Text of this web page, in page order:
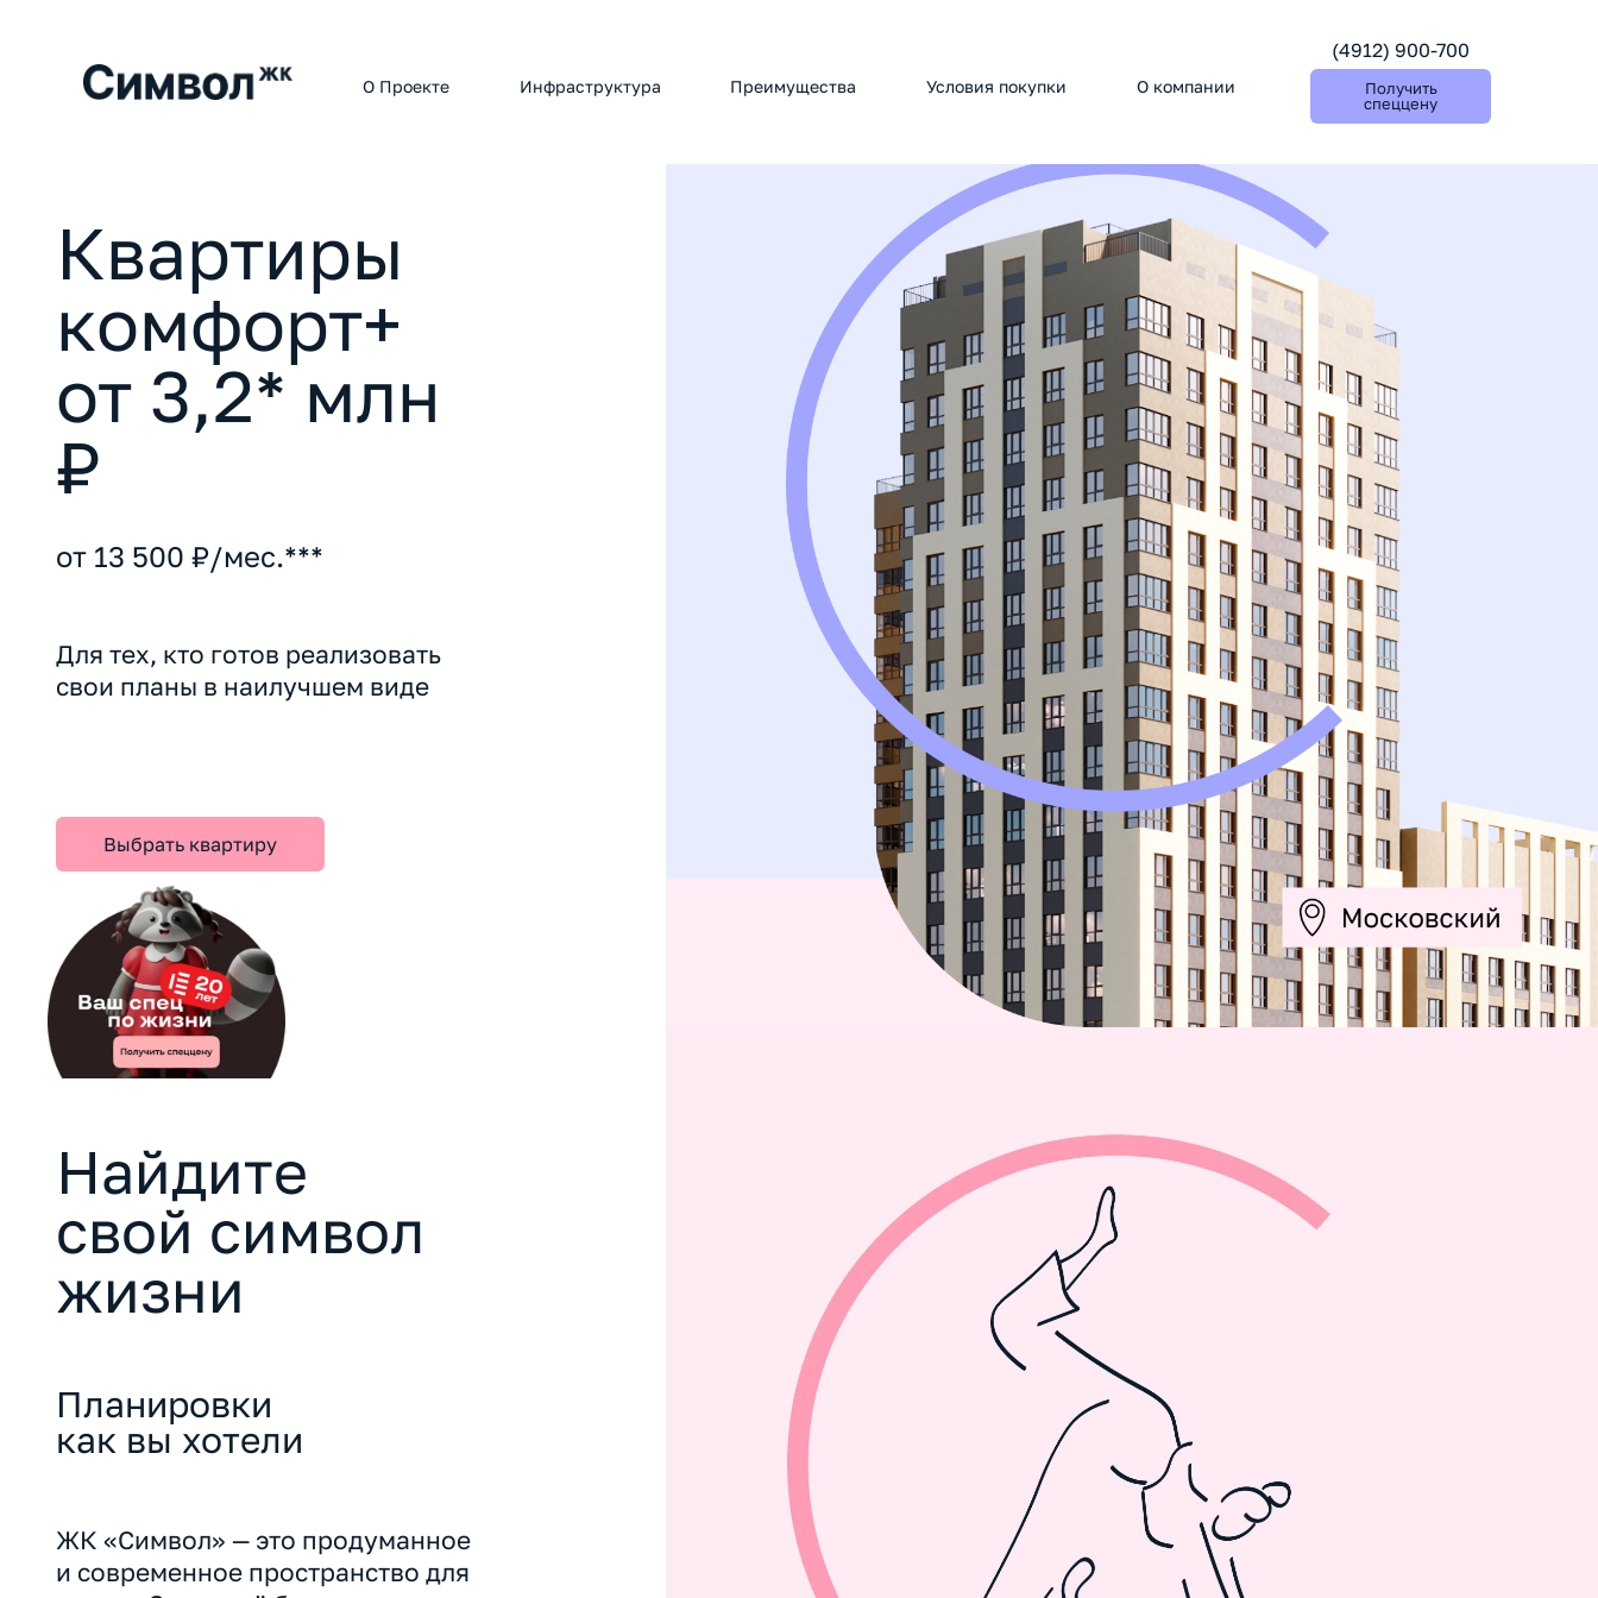
О Проекте Инфраструктура Преимущества Условия покупки О компании
(4912) 900-700
Получить
спеццену
Квартиры
комфорт+
от 3,2* млн
₽
от 13 500 ₽/мес.***
Для тех, кто готов реализовать
свои планы в наилучшем виде
Выбрать квартиру
Найдите
свой символ
жизни
Планировки
как вы хотели
ЖК «Символ» — это продуманное
и современное пространство для